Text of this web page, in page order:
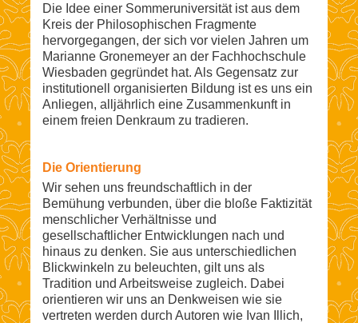
Die Idee einer Sommeruniversität ist aus dem
Kreis der Philosophischen Fragmente
hervorgegangen, der sich vor vielen Jahren um
Marianne Gronemeyer an der Fachhochschule
Wiesbaden gegründet hat. Als Gegensatz zur
institutionell organisierten Bildung ist es uns ein
Anliegen, alljährlich eine Zusammenkunft in
einem freien Denkraum zu tradieren.
Die Orientierung
Wir sehen uns freundschaftlich in der
Bemühung verbunden, über die bloße Faktizität
menschlicher Verhältnisse und
gesellschaftlicher Entwicklungen nach und
hinaus zu denken. Sie aus unterschiedlichen
Blickwinkeln zu beleuchten, gilt uns als
Tradition und Arbeitsweise zugleich. Dabei
orientieren wir uns an Denkweisen wie sie
vertreten werden durch Autoren wie Ivan Illich,